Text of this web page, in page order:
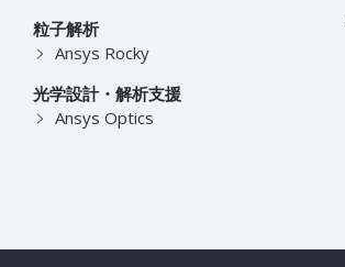
粒子解析
Ansys Rocky
光学設計・解析支援
Ansys Optics